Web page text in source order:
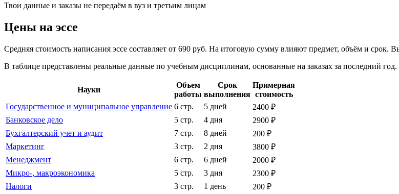
Твои данные и заказы не передаём в вуз и третьим лицам
Цены на эссе
Средняя стоимость написания эссе составляет от 690 руб. На итоговую сумму влияют предмет, объём и
В таблице представлены реальные данные по учебным дисциплинам, основанные на заказах за последний год.
Науки
Объем
работы
Срок
выполнения
Примерная
стоимость
Государственное и муниципальное управление 6 стр. 5 дней
2400 ₽
Банковское дело
5 стр. 4 дня
2900 ₽
Бухгалтерский учет и аудит
7 стр. 8 дней
200 ₽
Маркетинг
3 стр. 2 дня
3800 ₽
Менеджмент
6 стр. 6 дней
2000 ₽
Микро-, макроэкономика
5 стр. 3 дня
2300 ₽
Налоги
3 стр. 1 день
200 ₽